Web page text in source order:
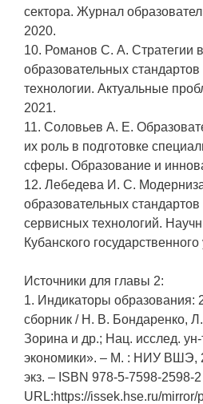
сектора. Журнал
2020.
10. Романов С. А. Стратегии
образовательных
технологии. Актуальные
2021.
11. Соловьев А. Е.
их роль в подготовке
сферы. Образование и
12. Лебедева И. С.
образовательных
сервисных технологий.
Кубанского
Источники для главы 2:
1. Индикаторы образования:
сборник / Н. В. Бондаренко,
Зорина и др.; Нац. исслед.
экономики». – М. : НИУ ВШЭ,
экз. – ISBN 978-5-7598-2598-
URL:https://issek.hse.ru/